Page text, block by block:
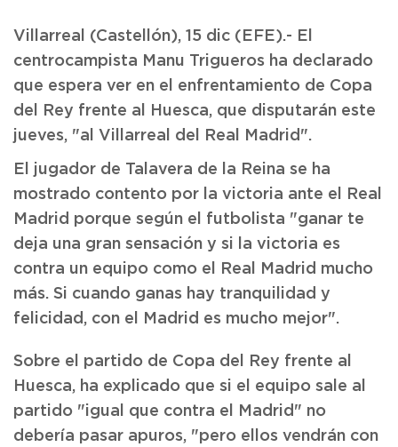
Villarreal (Castellón), 15 dic (EFE).- El
centrocampista Manu Trigueros ha declarado
que espera ver en el enfrentamiento de Copa
del Rey frente al Huesca, que disputarán este
jueves, "al Villarreal del Real Madrid".
El jugador de Talavera de la Reina se ha
mostrado contento por la victoria ante el Real
Madrid porque según el futbolista "ganar te
deja una gran sensación y si la victoria es
contra un equipo como el Real Madrid mucho
más. Si cuando ganas hay tranquilidad y
felicidad, con el Madrid es mucho mejor".
Sobre el partido de Copa del Rey frente al
Huesca, ha explicado que si el equipo sale al
partido "igual que contra el Madrid" no
debería pasar apuros, "pero ellos vendrán con